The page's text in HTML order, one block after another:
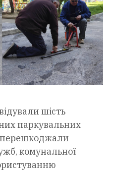
шість
паркувальних
перешкоджали
комунальної